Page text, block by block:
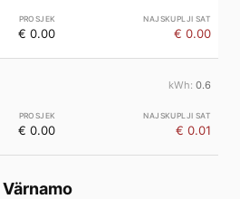
€ 0.00 € 0.00
0.6
€ 0.00 € 0.01
Värnamo